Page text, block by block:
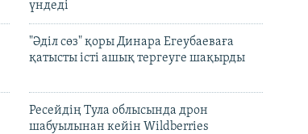
үндеді
"Әділ сөз" қоры Динара Егеубаеваға
қатысты істі ашық тергеуге шақырды
Ресейдің Тула облысында дрон
шабуылынан кейін Wildberries